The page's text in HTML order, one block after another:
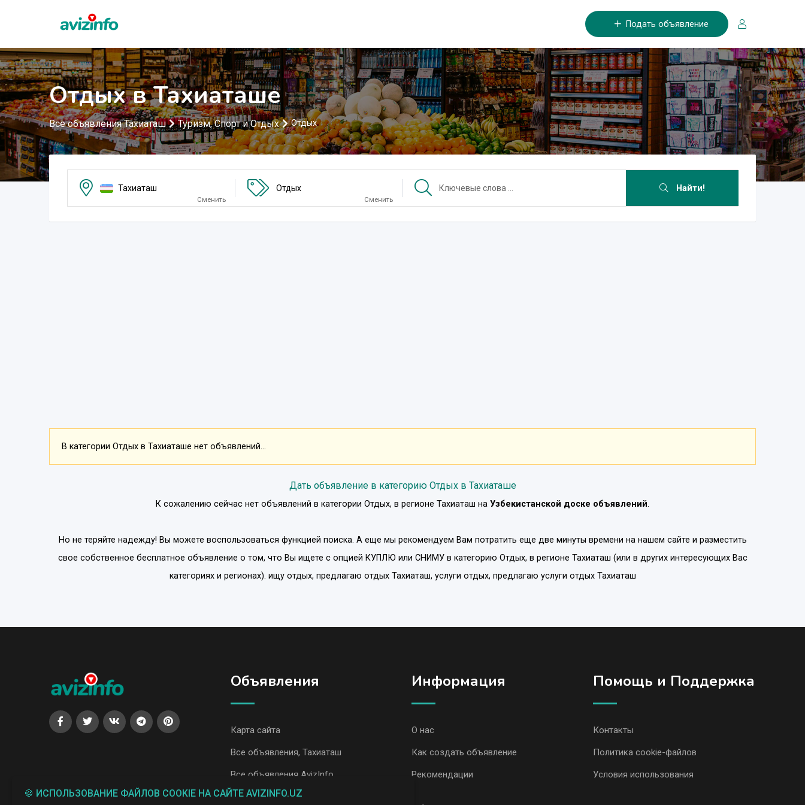
Подать объявление
Отдых в Тахиаташе
Все объявления Тахиаташ Туризм, Спорт и Отдых Отдых
Тахиаташ
Сменить
Отдых
Сменить
Найти!
В категории Отдых в Тахиаташе нет объявлений...
Дать объявление в категорию Отдых в Тахиаташе
К сожалению сейчас нет объявлений в категории Отдых, в регионе Тахиаташ на Узбекистанской доске объявлений.
Но не теряйте надежду! Вы можете воспользоваться функцией поиска. А еще мы рекомендуем Вам потратить еще две минуты времени на нашем сайте и разместить
свое собственное бесплатное объявление о том, что Вы ищете с опцией КУПЛЮ или СНИМУв категорию Отдых, в регионе Тахиаташ (или в других интересующих Вас
категориях и регионах). ищу отдых, предлагаю отдых Тахиаташ, услуги отдых, предлагаю услуги отдых Тахиаташ
Объявления
Карта сайта
Все объявления, Тахиаташ
Все объявления AvizInfo
Информация
О нас
Как создать объявление
Рекомендации
Помощь и Поддержка
Контакты
Политика cookie-файлов
Условия использования
🍪 ИСПОЛЬЗОВАНИЕ ФАЙЛОВ COOKIE НА САЙТЕ AVIZINFO.UZ